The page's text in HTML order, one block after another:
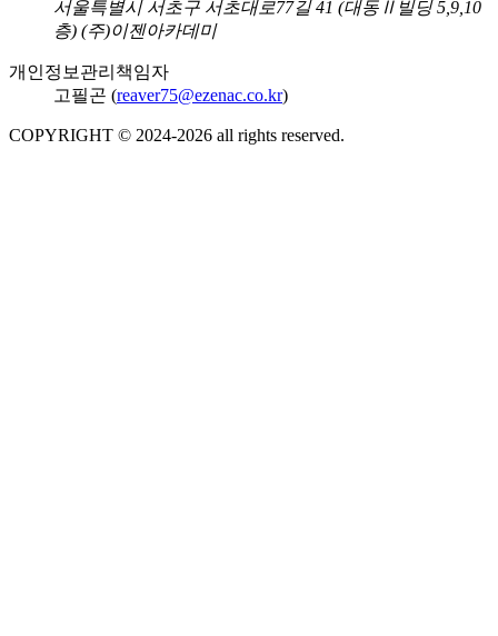
서울특별시 서초구 서초대로77길 41 (대동Ⅱ빌딩 5,9,10
층) (주)이젠아카데미
개인정보관리책임자
고필곤 (reaver75@ezenac.co.kr)
COPYRIGHT © 2024-2026 all rights reserved.